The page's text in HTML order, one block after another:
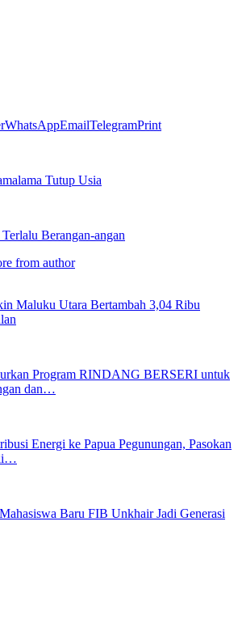
WhatsAppEmailTelegramPrint
Tutup Usia
Berangan-angan
from author
Maluku Utara Bertambah 3,04 Ribu
Program RINDANG BERSERI untuk
dan…
Energi ke Papua Pegunungan, Pasokan
Baru FIB Unkhair Jadi Generasi